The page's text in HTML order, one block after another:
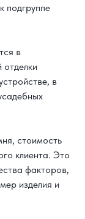
подгруппе
в
отделки
в
стоимость
клиента. Это
факторов,
изделия и